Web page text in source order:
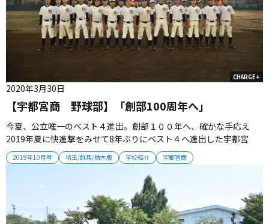
CHARGE+
2019年10月号 埼玉/群馬/栃木版 学校紹介 宇都宮商
【宇都宮商 野球部】「創部100周年へ」
2020年3月30日
今夏、公立唯一のベスト４進出。創部１００年へ、確かな手応え
2019年夏に快進撃をみせて8年ぶりにベスト４へ進出した宇都宮
商。準決勝では王者・作新学院に惜敗したが、公立唯一の4強として
意地をみせた。 ■ 夏大会で大きなインパクト 夏は一戦ごとに力を
つけていった。2回戦で栃木商、3回戦で今市工を下すと、準々決勝